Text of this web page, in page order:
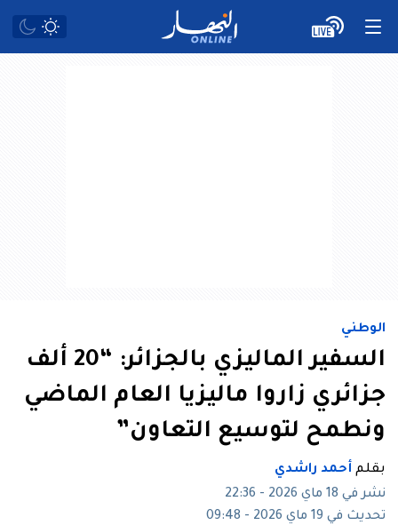
الوطني
السفير الماليزي بالجزائر: “​20 ألف
جزائري زاروا ماليزيا العام الماضي
ونطمح لتوسيع التعاون”
بقلم أحمد راشدي
نشر في 18 ماي 2026 - 22:36
تحديث في 19 ماي 2026 - 09:48